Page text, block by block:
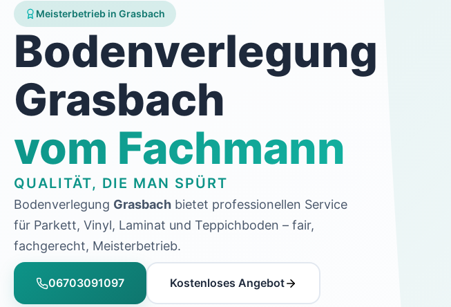
Meisterbetrieb in Grasbach
Bodenverlegung
Grasbach
vom Fachmann
QUALITÄT, DIE MAN SPÜRT
Bodenverlegung Grasbach bietet professionellen Service
für Parkett, Vinyl, Laminat und Teppichboden – fair,
fachgerecht, Meisterbetrieb.
06703091097 Kostenloses Angebot